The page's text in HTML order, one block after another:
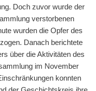
Doch zuvor wurde der
verstorbenen
wurden die Opfer des
Danach berichtete
über die Aktivitäten des
im November
konnten